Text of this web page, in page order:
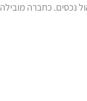
נכסים. כחברה מובילה